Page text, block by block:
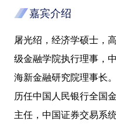
嘉宾介绍
屠光绍，经济学硕士，
级金融学院执行理事，
海新金融研究院理事长。
历任中国人民银行全国
主任，中国证券交易系